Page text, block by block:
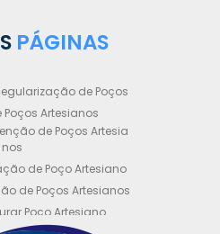
PÁGINAS
de Poços
Poços Artesianos
de Poços Artesia
nos
de Poço Artesiano
de Poços Artesianos
Poço Artesiano